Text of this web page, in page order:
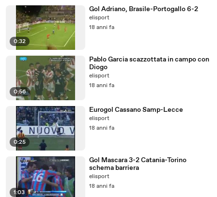
0:32
Gol Adriano, Brasile-Portogallo 6-2
elisport
18 anni fa
0:56
Pablo Garcia scazzottata in campo con
Diogo
elisport
18 anni fa
0:25
Eurogol Cassano Samp-Lecce
elisport
18 anni fa
1:03
Gol Mascara 3-2 Catania-Torino
schema barriera
elisport
18 anni fa